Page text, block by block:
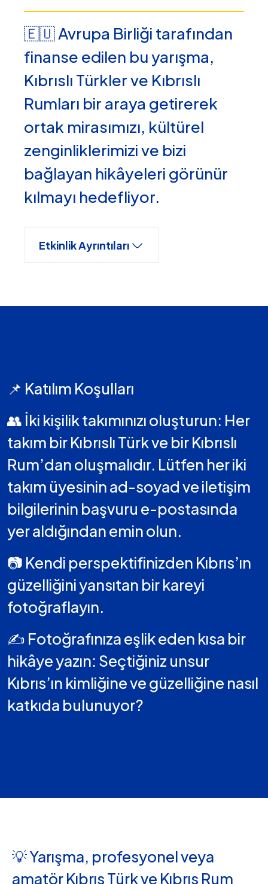
🇪🇺 Avrupa Birliği tarafından
finanse edilen bu yarışma,
Kıbrıslı Türkler ve Kıbrıslı
Rumları bir araya getirerek
ortak mirasımızı, kültürel
zenginliklerimizi ve bizi
bağlayan hikâyeleri görünür
kılmayı hedefliyor.
Etkinlik Ayrıntıları
📌 Katılım Koşulları
👥 İki kişilik takımınızı oluşturun: Her
takım bir Kıbrıslı Türk ve bir Kıbrıslı
Rum’dan oluşmalıdır. Lütfen her iki
takım üyesinin ad-soyad ve iletişim
bilgilerinin başvuru e-postasında
yer aldığından emin olun.
📷 Kendi perspektifinizden Kıbrıs’ın
güzelliğini yansıtan bir kareyi
fotoğraflayın.
✍️ Fotoğrafınıza eşlik eden kısa bir
hikâye yazın: Seçtiğiniz unsur
Kıbrıs’ın kimliğine ve güzelliğine nasıl
katkıda bulunuyor?
💡 Yarışma, profesyonel veya
amatör Kıbrıs Türk ve Kıbrıs Rum